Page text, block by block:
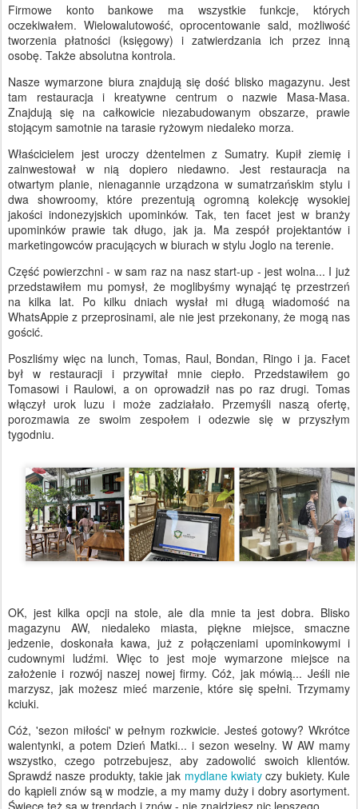
Firmowe konto bankowe ma wszystkie funkcje, których
oczekiwałem. Wielowalutowość, oprocentowanie sald, możliwość
tworzenia płatności (księgowy) i zatwierdzania ich przez inną
osobę. Także absolutna kontrola.
Nasze wymarzone biura znajdują się dość blisko magazynu. Jest
tam restauracja i kreatywne centrum o nazwie Masa-Masa.
Znajdują się na całkowicie niezabudowanym obszarze, prawie
stojącym samotnie na tarasie ryżowym niedaleko morza.
Właścicielem jest uroczy dżentelmen z Sumatry. Kupił ziemię i
zainwestował w nią dopiero niedawno. Jest restauracja na
otwartym planie, nienagannie urządzona w sumatrzańskim stylu i
dwa showroomy, które prezentują ogromną kolekcję wysokiej
jakości indonezyjskich upominków. Tak, ten facet jest w branży
upominków prawie tak długo, jak ja. Ma zespół projektantów i
marketingowców pracujących w biurach w stylu Joglo na terenie.
Część powierzchni - w sam raz na nasz start-up - jest wolna... I już
przedstawiłem mu pomysł, że moglibyśmy wynająć tę przestrzeń
na kilka lat. Po kilku dniach wysłał mi długą wiadomość na
WhatsAppie z przeprosinami, ale nie jest przekonany, że mogą nas
gościć.
Poszliśmy więc na lunch, Tomas, Raul, Bondan, Ringo i ja. Facet
był w restauracji i przywitał mnie ciepło. Przedstawiłem go
Tomasowi i Raulowi, a on oprowadził nas po raz drugi. Tomas
włączył urok luzu i może zadziałało. Przemyśli naszą ofertę,
porozmawia ze swoim zespołem i odezwie się w przyszłym
tygodniu.
OK, jest kilka opcji na stole, ale dla mnie ta jest dobra. Blisko
magazynu AW, niedaleko miasta, piękne miejsce, smaczne
jedzenie, doskonała kawa, już z połączeniami upominkowymi i
cudownymi ludźmi. Więc to jest moje wymarzone miejsce na
założenie i rozwój naszej nowej firmy. Cóż, jak mówią... Jeśli nie
marzysz, jak możesz mieć marzenie, które się spełni. Trzymamy
kciuki.
Cóż, 'sezon miłości' w pełnym rozkwicie. Jesteś gotowy? Wkrótce
walentynki, a potem Dzień Matki... i sezon weselny. W AW mamy
wszystko, czego potrzebujesz, aby zadowolić swoich klientów.
Sprawdź nasze produkty, takie jak mydlane kwiaty czy bukiety. Kule
do kąpieli znów są w modzie, a my mamy duży i dobry asortyment.
Świece też są w trendach i znów - nie znajdziesz nic lepszego.